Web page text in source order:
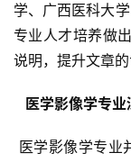
学、广西医科大
专业人才培养做
说明，提升文章
医学影像学专